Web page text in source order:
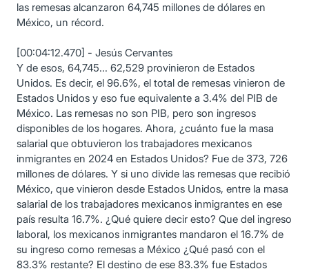
las remesas alcanzaron 64,745 millones de dólares en
México, un récord.
[00:04:12.470] - Jesús Cervantes
Y de esos, 64,745... 62,529 provinieron de Estados
Unidos. Es decir, el 96.6%, el total de remesas vinieron de
Estados Unidos y eso fue equivalente a 3.4% del PIB de
México. Las remesas no son PIB, pero son ingresos
disponibles de los hogares. Ahora, ¿cuánto fue la masa
salarial que obtuvieron los trabajadores mexicanos
inmigrantes en 2024 en Estados Unidos? Fue de 373, 726
millones de dólares. Y si uno divide las remesas que recibió
México, que vinieron desde Estados Unidos, entre la masa
salarial de los trabajadores mexicanos inmigrantes en ese
país resulta 16.7%. ¿Qué quiere decir esto? Que del ingreso
laboral, los mexicanos inmigrantes mandaron el 16.7% de
su ingreso como remesas a México ¿Qué pasó con el
83.3% restante? El destino de ese 83.3% fue Estados